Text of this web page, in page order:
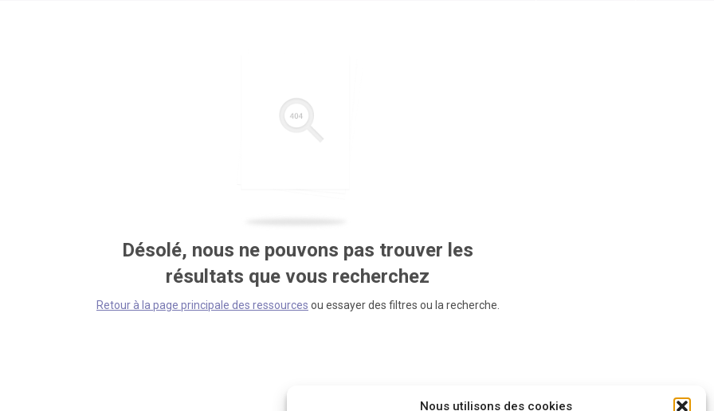
Nous utilisons des cookies
Désolé, nous ne pouvons pas trouver les
résultats que vous recherchez
Retour à la page principale des ressources ou essayer des filtres ou la recherche.